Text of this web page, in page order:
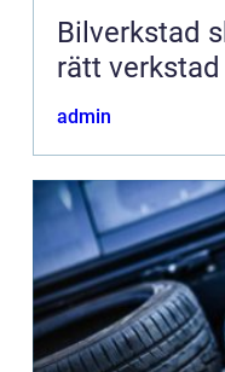
Bilverkstad skåne så
rätt verkstad
admin